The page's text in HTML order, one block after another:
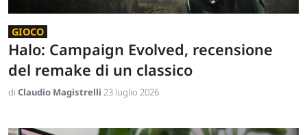
GIOCO
Halo: Campaign Evolved, recensione
del remake di un classico
di Claudio Magistrelli 23 luglio 2026